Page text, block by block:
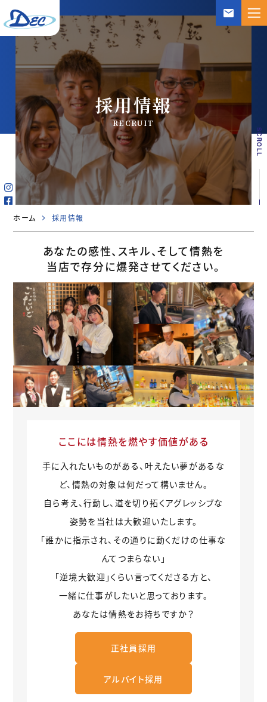
mail
採用情報
RECRUIT
SCROLL
ホーム 採用情報
あなたの感性、スキル、そして情熱を
当店で存分に爆発させてください。
ここには情熱を燃やす価値がある
手に入れたいものがある、叶えたい夢があるな
ど、情熱の対象は何だって構いません。
自ら考え、行動し、道を切り拓くアグレッシブな
姿勢を当社は大歓迎いたします。
「誰かに指示され、その通りに動くだけの仕事な
んてつまらない」
「逆境大歓迎」くらい言ってくださる方と、
一緒に仕事がしたいと思っております。
あなたは情熱をお持ちですか？
正社員採用
アルバイト採用